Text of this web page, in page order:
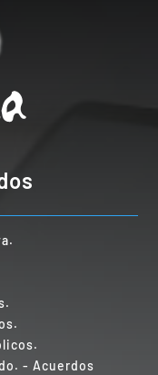
- Acuerdos